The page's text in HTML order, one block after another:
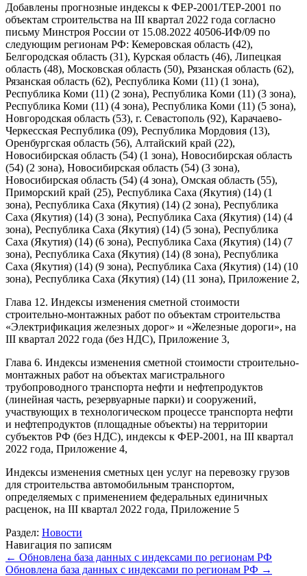
Добавлены прогнозные индексы к ФЕР-2001/ТЕР-2001 по
объектам строительства на III квартал 2022 года согласно
письму Минстроя России от 15.08.2022 40506-ИФ/09 по
следующим регионам РФ: Кемеровская область (42),
Белгородская область (31), Курская область (46), Липецкая
область (48), Московская область (50), Рязанская область (62),
Рязанская область (62), Республика Коми (11) (1 зона),
Республика Коми (11) (2 зона), Республика Коми (11) (3 зона),
Республика Коми (11) (4 зона), Республика Коми (11) (5 зона),
Новгородская область (53), г. Севастополь (92), Карачаево-
Черкесская Республика (09), Республика Мордовия (13),
Оренбургская область (56), Алтайский край (22),
Новосибирская область (54) (1 зона), Новосибирская область
(54) (2 зона), Новосибирская область (54) (3 зона),
Новосибирская область (54) (4 зона), Омская область (55),
Приморский край (25), Республика Саха (Якутия) (14) (1
зона), Республика Саха (Якутия) (14) (2 зона), Республика
Саха (Якутия) (14) (3 зона), Республика Саха (Якутия) (14) (4
зона), Республика Саха (Якутия) (14) (5 зона), Республика
Саха (Якутия) (14) (6 зона), Республика Саха (Якутия) (14) (7
зона), Республика Саха (Якутия) (14) (8 зона), Республика
Саха (Якутия) (14) (9 зона), Республика Саха (Якутия) (14) (10
зона), Республика Саха (Якутия) (14) (11 зона), Приложение 2,
Глава 12. Индексы изменения сметной стоимости
строительно-монтажных работ по объектам строительства
«Электрификация железных дорог» и «Железные дороги», на
III квартал 2022 года (без НДС), Приложение 3,
Глава 6. Индексы изменения сметной стоимости строительно-
монтажных работ на объектах магистрального
трубопроводного транспорта нефти и нефтепродуктов
(линейная часть, резервуарные парки) и сооружений,
участвующих в технологическом процессе транспорта нефти
и нефтепродуктов (площадные объекты) на территории
субъектов РФ (без НДС), индексы к ФЕР-2001, на III квартал
2022 года, Приложение 4,
Индексы изменения сметных цен услуг на перевозку грузов
для строительства автомобильным транспортом,
определяемых с применением федеральных единичных
расценок, на III квартал 2022 года, Приложение 5
Раздел: Новости
Навигация по записям
← Обновлена база данных с индексами по регионам РФ
Обновлена база данных с индексами по регионам РФ →